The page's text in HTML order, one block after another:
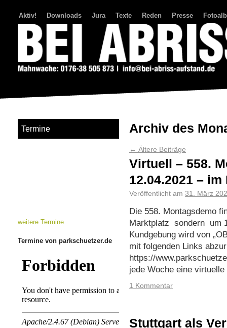
Aktiv! Downloads Jura Texte Reden Presse
Archiv des
← Ältere Beiträge
Virtuell – 558.
12.04.2021 – im
Veröffentlicht am 31. März
Die 558. Montagsdemo
Marktplatz sondern um
Kundgebung wird von
mit folgenden Links
https://
jede Woche eine
1 Kommentar
Stuttgart als
Termine
weitere Termine
Termine von parkschuetzer.de